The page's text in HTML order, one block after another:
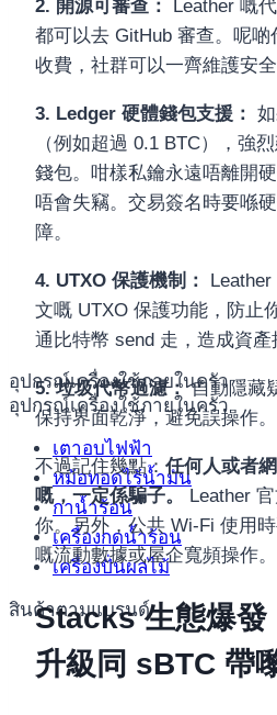
อุปกรณ์เครื่องใช้ภายในครัว
อุปกรณ์เครื่องใช้ภายในครัว
เตาอบไฟฟ้า
หม้อทอดไร้น้ำมัน
กาน้ำร้อน
เครื่องกดน้ำร้อน
เครื่องปั่นผลไม้
สินค้าตามแบรนด์
2. 開源可審查：
Leather 嘅
都可以去 GitHub 審查。呢
收費，社群可以一齊維護安全
3. Ledger 硬體錢包支援：
（例如超過 0.1 BTC），強
錢包。咁樣私鑰永遠唔離開
唔會失竊。交易簽名時要喺
障。
4. UTXO 保護機制：
文嘅 UTXO 保護功能，防止
通比特幣 send 走，造成資產
5. 垃圾代幣過濾：自動隱藏
保持界面乾淨，避免誤操作。
不過記住幾點： 任何人或者
嘅，一定係騙子。
Leather
你。另外，公共 Wi-Fi 使用
嘅流動數據或屋企寬頻操作。
Stacks 生態爆
升級同 sBTC 帶